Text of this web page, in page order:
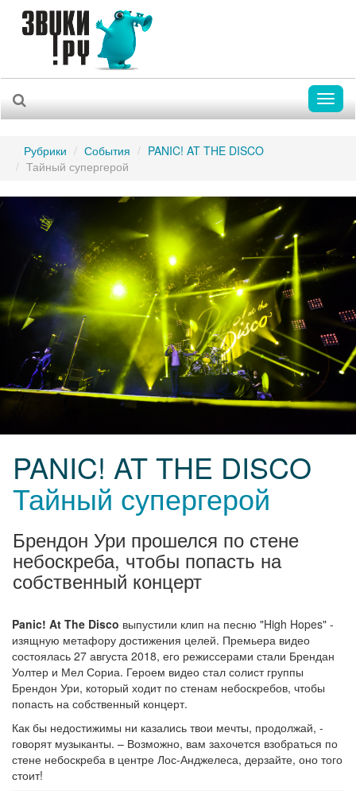
Рубрики События
PANIC! AT THE DISCO
Тайный супергерой
PANIC! AT THE DISCO
Тайный супергерой
Брендон Ури прошелся по стене
небоскреба, чтобы попасть на
собственный концерт
Panic! At The Disco выпустили клип на песню "High Hopes" -
изящную метафору достижения целей. Премьера видео
состоялась 27 августа 2018, его режиссерами стали Брендан
Уолтер и Мел Сориа. Героем видео стал солист группы
Брендон Ури, который ходит по стенам небоскребов, чтобы
попасть на собственный концерт.
Как бы недостижимы ни казались твои мечты, продолжай, -
говорят музыканты. – Возможно, вам захочется взобраться по
стене небоскреба в центре Лос-Анджелеса, дерзайте, оно того
стоит!